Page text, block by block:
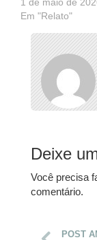
Em "Relato"
Deixe
Você precisa
comentário.
POST